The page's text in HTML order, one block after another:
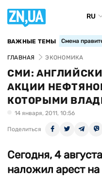
RU
ВАЖНЫЕ ТЕМЫ Смена
ГЛАВНАЯ ЭКОНОМИКА
СМИ:
АКЦИИ
КОТОРЫМИ
14 января, 2011, 10:56
Поделиться
Сегодня, 4
наложил арест